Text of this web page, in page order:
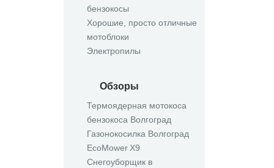
бензокосы
Хорошие, просто отличные
мотоблоки
Электропилы
Обзоры
Термоядерная мотокоса
бензокоса Волгоград
Газонокосилка Волгоград
EcoMower X9
Снегоуборщик в